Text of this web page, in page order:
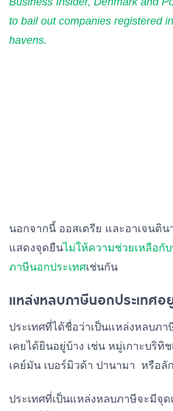
to bail out companies registered
havens.
นอกจากนี้ ออสเตรีย และอาเจนติน
แสดงจุดยืนไม่ให้ความช่วยเหลือกั
ภาษีนอกประเทศเช่นกัน
แหล่งหลบภาษีนอกประเทศอ
ประเทศที่ได้ชื่อว่าเป็นแหล่งหลบภ
เคยได้ยินอยู่บ้าง เช่น หมู่เกาะบริทิ
เคย์มัน เบอร์มิวด้า ปานามา หรือลั
ประเทศที่เป็นแหล่งหลบภาษีจะมีจุ